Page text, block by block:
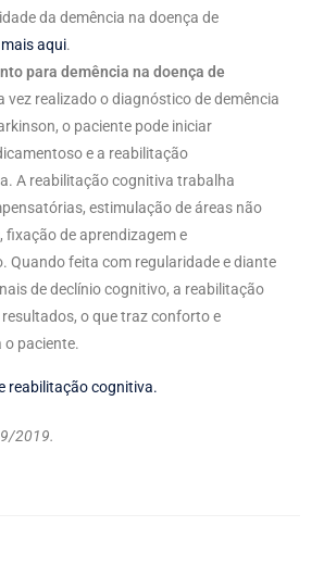
da demência na doença de
aqui.
para demência na doença de
vez realizado o diagnóstico de demência
o paciente pode iniciar
e a reabilitação
A reabilitação cognitiva trabalha
estimulação de áreas não
fixação de aprendizagem e
Quando feita com regularidade e diante
de declínio cognitivo, a reabilitação
o que traz conforto e
paciente.
reabilitação cognitiva.
2019.